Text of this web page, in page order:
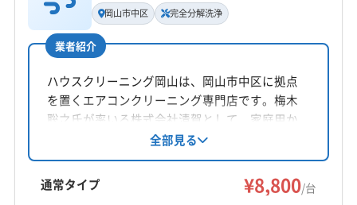
廣本慎一
所在地
岡山県倉敷市松江1-24-14
対応地域
岡山市中区
岡山市南区
岡山市北区 笠岡市 玉野市
高梁市
新見市
真庭市 浅口市
倉敷市
岡山市中区 完全分解洗浄
業者紹介
ハウスクリーニング岡山は、岡山市中区に拠点
を置くエアコンクリーニング専門店です。梅木
聡之氏が率いる株式会社清賀として、家庭用か
ら業務用まで幅広く対応。損害保険加入済み、
消臭抗菌コート無料で、ウルトラファインバブ
ル洗浄も提供しています。岡山県全域に対応
し、丁寧な作業と顧客目線のサービスを心掛け
全部見る
通常タイプ ¥8,800/台